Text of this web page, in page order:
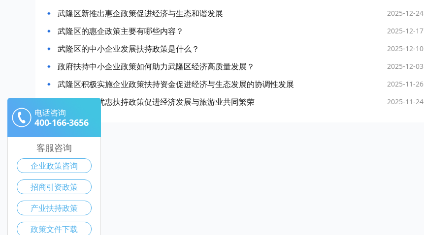
武隆区新推出惠企政策促进经济与生态和谐发展 2025-12-24
武隆区的惠企政策主要有哪些内容？ 2025-12-17
武隆区的中小企业发展扶持政策是什么？ 2025-12-10
政府扶持中小企业政策如何助力武隆区经济高质量发展？ 2025-12-03
武隆区积极实施企业政策扶持资金促进经济与生态发展的协调性发展 2025-11-26
武隆区企业优惠扶持政策促进经济发展与旅游业共同繁荣 2025-11-24
电话咨询
400-166-3656
客服咨询
企业政策咨询
招商引资政策
产业扶持政策
政策文件下载